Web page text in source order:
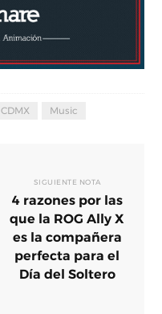
CDMX Music
SIGUIENTE NOTA
4 razones por las
que la ROG Ally X
es la compañera
perfecta para el
Día del Soltero